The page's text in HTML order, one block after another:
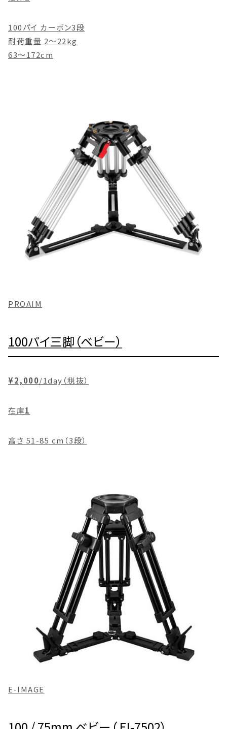
100パイ カーボン3段
耐荷重量 2〜22kg
63〜172cm
PROAIM
100パイ三脚（ベビー）
¥2,000/1day（税抜）
在庫1
高さ 51-85 cm（3段）
E-IMAGE